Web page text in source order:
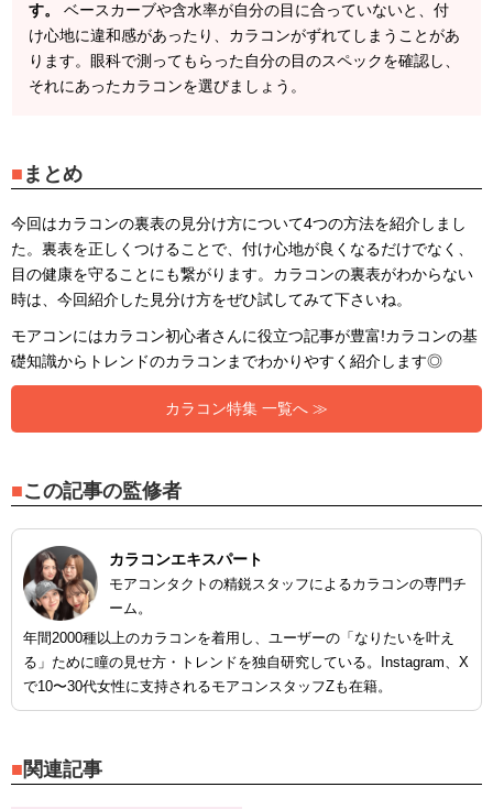
す。
ベースカーブや含水率が自分の目に合っていないと、付
け心地に違和感があったり、カラコンがずれてしまうことがあ
ります。眼科で測ってもらった自分の目のスペックを確認し、
それにあったカラコンを選びましょう。
まとめ
今回はカラコンの裏表の見分け方について4つの方法を紹介しまし
た。裏表を正しくつけることで、付け心地が良くなるだけでなく、
目の健康を守ることにも繋がります。カラコンの裏表がわからない
時は、今回紹介した見分け方をぜひ試してみて下さいね。
モアコンにはカラコン初心者さんに役立つ記事が豊富!カラコンの基
礎知識からトレンドのカラコンまでわかりやすく紹介します◎
カラコン特集 一覧へ ≫
この記事の監修者
カラコンエキスパート
モアコンタクトの精鋭スタッフによるカラコンの専門チ
ーム。
年間2000種以上のカラコンを着用し、ユーザーの「なりたいを叶え
る」ために瞳の見せ方・トレンドを独自研究している。Instagram、X
で10〜30代女性に支持されるモアコンスタッフZも在籍。
関連記事